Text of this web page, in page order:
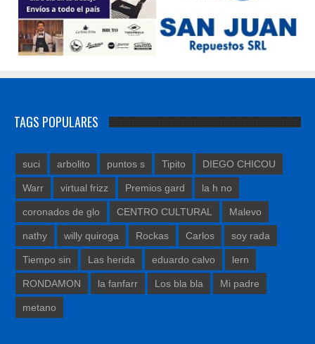
TAGS POPULARES
suci arbolito puntos s Tipito DIEGO CHICOU
Warr virtual frizz Premios gard la h no
coronados de glo CENTRO CULTURAL Malevo
nathy willy quiroga Rockas Carlos soy rada
Tiempo sin Las herida eduardo calvo lern
RONDAMON la fanfarr Los bla bla Mi padre
metano